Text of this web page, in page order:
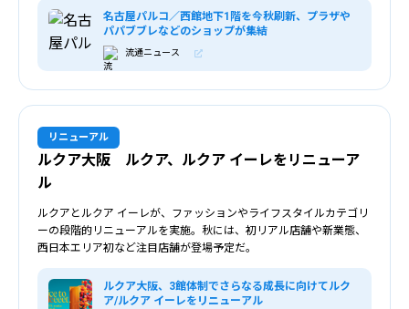
名古屋パルコ／西館地下1階を今秋刷新、プラザや
パパブブレなどのショップが集結
流通ニュース
ルクア大阪 ルクア、ルクア イーレをリニューア
ル
リニューアル
ルクアとルクア イーレが、ファッションやライフスタイルカテゴリ
ーの段階的リニューアルを実施。秋には、初リアル店舗や新業態、
西日本エリア初など注目店舗が登場予定だ。
ルクア大阪、3館体制でさらなる成長に向けてルク
ア/ルクア イーレをリニューアル